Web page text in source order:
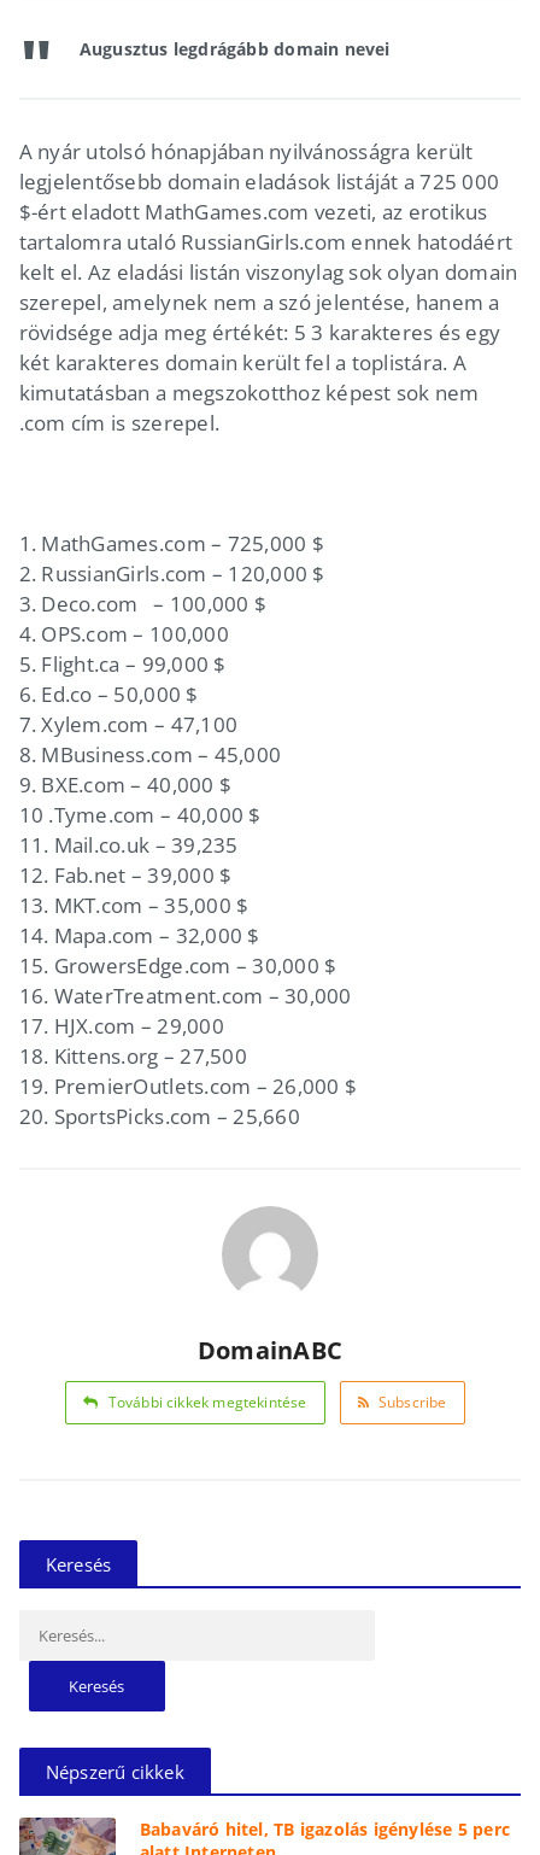
Augusztus legdrágább domain nevei
A nyár utolsó hónapjában nyilvánosságra került
legjelentősebb domain eladások listáját a 725 000
$-ért eladott MathGames.com vezeti, az erotikus
tartalomra utaló RussianGirls.com ennek hatodáért
kelt el. Az eladási listán viszonylag sok olyan domain
szerepel, amelynek nem a szó jelentése, hanem a
rövidsége adja meg értékét: 5 3 karakteres és egy
két karakteres domain került fel a toplistára. A
kimutatásban a megszokotthoz képest sok nem
.com cím is szerepel.
1. MathGames.com – 725,000 $
2. RussianGirls.com – 120,000 $
3. Deco.com – 100,000 $
4. OPS.com – 100,000
5. Flight.ca – 99,000 $
6. Ed.co – 50,000 $
7. Xylem.com – 47,100
8. MBusiness.com – 45,000
9. BXE.com – 40,000 $
10 .Tyme.com – 40,000 $
11. Mail.co.uk – 39,235
12. Fab.net – 39,000 $
13. MKT.com – 35,000 $
14. Mapa.com – 32,000 $
15. GrowersEdge.com – 30,000 $
16. WaterTreatment.com – 30,000
17. HJX.com – 29,000
18. Kittens.org – 27,500
19. PremierOutlets.com – 26,000 $
20. SportsPicks.com – 25,660
DomainABC
További cikkek megtekintése Subscribe
Keresés
Népszerű cikkek
Babaváró hitel, TB igazolás igénylése 5 perc